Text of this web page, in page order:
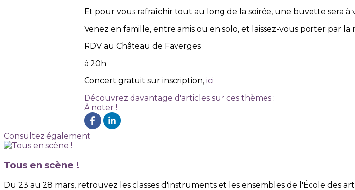
Et pour vous rafraîchir tout au long de la soirée, une buvette sera à
Venez en famille, entre amis ou en solo, et laissez-vous porter par
RDV au Château de Faverges
à 20h
Concert gratuit sur inscription, ici
Découvrez davantage d'articles sur ces thèmes :
À noter !
Consultez également
Tous en scène !
Du 23 au 28 mars, retrouvez les classes d'instruments et les ensembles de l'École des